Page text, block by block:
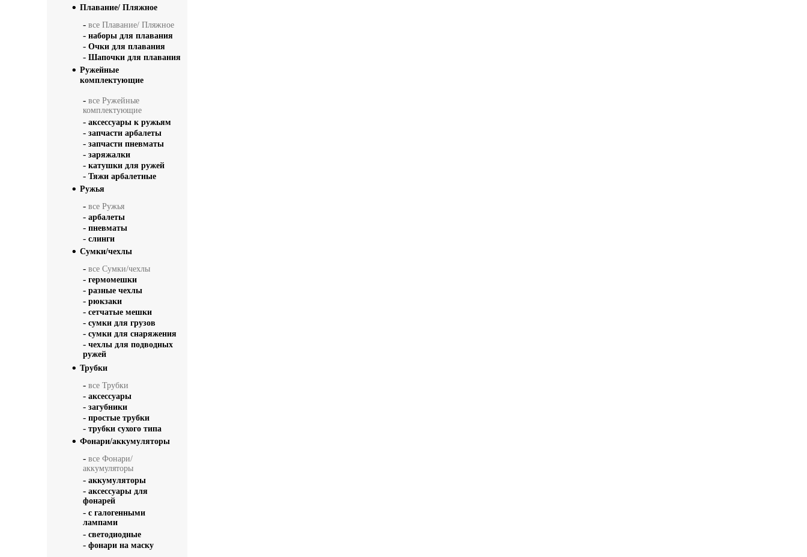
Плавание/ Пляжное
- все Плавание/ Пляжное
- наборы для плавания
- Очки для плавания
- Шапочки для плавания
Ружейные
комплектующие
- все Ружейные
комплектующие
- аксессуары к ружьям
- запчасти арбалеты
- запчасти пневматы
- заряжалки
- катушки для ружей
- Тяжи арбалетные
Ружья
- все Ружья
- арбалеты
- пневматы
- слинги
Сумки/чехлы
- все Сумки/чехлы
- гермомешки
- разные чехлы
- рюкзаки
- сетчатые мешки
- сумки для грузов
- сумки для снаряжения
- чехлы для подводных
ружей
Трубки
- все Трубки
- аксессуары
- загубники
- простые трубки
- трубки сухого типа
Фонари/аккумуляторы
- все Фонари/
аккумуляторы
- аккумуляторы
- аксессуары для
фонарей
- с галогенными
лампами
- светодиодные
- фонари на маску